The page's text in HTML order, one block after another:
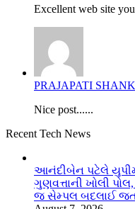
Excellent web site
PRAJAPATI
Nice post......
Recent Tech News
આનંદીબેન પટેલે
ગુણવત્તાની ખોલી
જ સેમ્પલ બદલાઈ